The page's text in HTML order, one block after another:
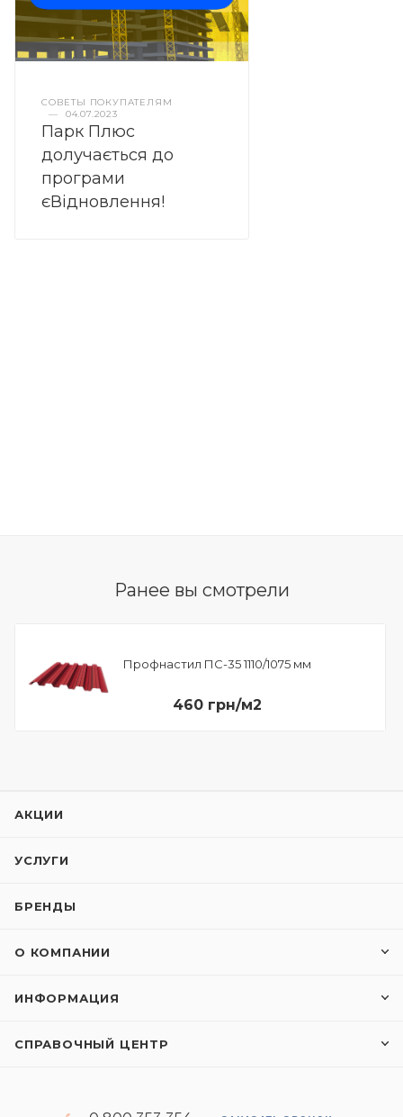
СОВЕТЫ ПОКУПАТЕЛЯМ
—
04.07.2023
Парк Плюс
долучається до
програми
єВідновлення!
Ранее вы смотрели
Профнастил ПС-35 1110/1075 мм
460 грн/м2
АКЦИИ
УСЛУГИ
БРЕНДЫ
О КОМПАНИИ
ИНФОРМАЦИЯ
СПРАВОЧНЫЙ ЦЕНТР